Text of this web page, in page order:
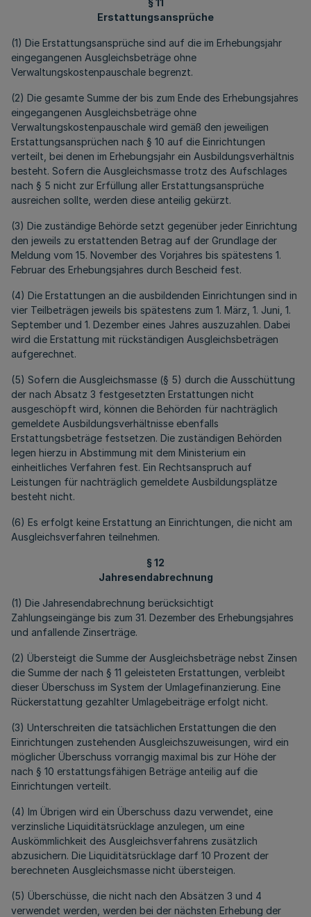
§ 11
Erstattungsansprüche
(1) Die Erstattungsansprüche sind auf die im Erhebungsjahr
eingegangenen Ausgleichsbeträge ohne
Verwaltungskostenpauschale begrenzt.
(2) Die gesamte Summe der bis zum Ende des Erhebungsjahres
eingegangenen Ausgleichsbeträge ohne
Verwaltungskostenpauschale wird gemäß den jeweiligen
Erstattungsansprüchen nach § 10 auf die Einrichtungen
verteilt, bei denen im Erhebungsjahr ein Ausbildungsverhältnis
besteht. Sofern die Ausgleichsmasse trotz des Aufschlages
nach § 5 nicht zur Erfüllung aller Erstattungsansprüche
ausreichen sollte, werden diese anteilig gekürzt.
(3) Die zuständige Behörde setzt gegenüber jeder Einrichtung
den jeweils zu erstattenden Betrag auf der Grundlage der
Meldung vom 15. November des Vorjahres bis spätestens 1.
Februar des Erhebungsjahres durch Bescheid fest.
(4) Die Erstattungen an die ausbildenden Einrichtungen sind in
vier Teilbeträgen jeweils bis spätestens zum 1. März, 1. Juni, 1.
September und 1. Dezember eines Jahres auszuzahlen. Dabei
wird die Erstattung mit rückständigen Ausgleichsbeträgen
aufgerechnet.
(5) Sofern die Ausgleichsmasse (§ 5) durch die Ausschüttung
der nach Absatz 3 festgesetzten Erstattungen nicht
ausgeschöpft wird, können die Behörden für nachträglich
gemeldete Ausbildungsverhältnisse ebenfalls
Erstattungsbeträge festsetzen. Die zuständigen Behörden
legen hierzu in Abstimmung mit dem Ministerium ein
einheitliches Verfahren fest. Ein Rechtsanspruch auf
Leistungen für nachträglich gemeldete Ausbildungsplätze
besteht nicht.
(6) Es erfolgt keine Erstattung an Einrichtungen, die nicht am
Ausgleichsverfahren teilnehmen.
§ 12
Jahresendabrechnung
(1) Die Jahresendabrechnung berücksichtigt
Zahlungseingänge bis zum 31. Dezember des Erhebungsjahres
und anfallende Zinserträge.
(2) Übersteigt die Summe der Ausgleichsbeträge nebst Zinsen
die Summe der nach § 11 geleisteten Erstattungen, verbleibt
dieser Überschuss im System der Umlagefinanzierung. Eine
Rückerstattung gezahlter Umlagebeiträge erfolgt nicht.
(3) Unterschreiten die tatsächlichen Erstattungen die den
Einrichtungen zustehenden Ausgleichszuweisungen, wird ein
möglicher Überschuss vorrangig maximal bis zur Höhe der
nach § 10 erstattungsfähigen Beträge anteilig auf die
Einrichtungen verteilt.
(4) Im Übrigen wird ein Überschuss dazu verwendet, eine
verzinsliche Liquiditätsrücklage anzulegen, um eine
Auskömmlichkeit des Ausgleichsverfahrens zusätzlich
abzusichern. Die Liquiditätsrücklage darf 10 Prozent der
berechneten Ausgleichsmasse nicht übersteigen.
(5) Überschüsse, die nicht nach den Absätzen 3 und 4
verwendet werden, werden bei der nächsten Erhebung der